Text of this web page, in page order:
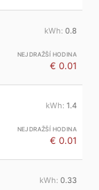
0.8
€ 0.01
1.4
€ 0.01
0.33